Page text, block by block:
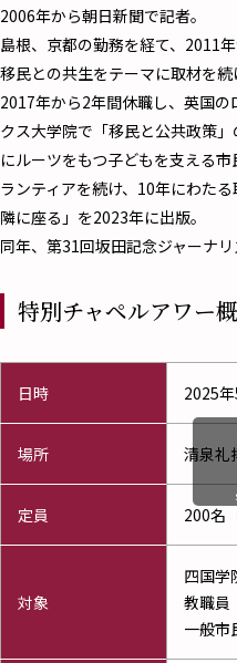
2006年から朝日新聞で記者。
島根、京都の勤務を経て、2011
移民との共生をテーマに取材を続
2017年から2年間休職し、英国
クス大学院で「移民と公共政策
にルーツをもつ子どもを支える
ランティアを続け、10年にわた
隣に座る」を2023年に出版。
同年、第31回坂田記念ジャーナリ
特別チャペルアワー
日時 2025
場所 清泉礼
定員 200名
対象
四国学
教職員
一般市